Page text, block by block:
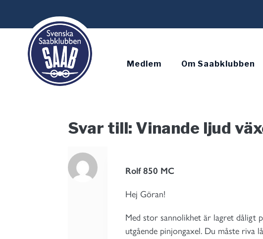
Medlem Om Saabklubben
Svar till: Vinande ljud
Rolf 850 MC
Hej Göran!
Med stor sannolikhet är lagret dåligt
utgående pinjongaxel. Du måste riva